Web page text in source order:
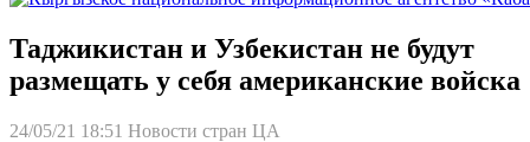
Таджикистан и Узбекистан не будут
размещать у себя американские войска
24/05/21 18:51 Новости стран ЦА